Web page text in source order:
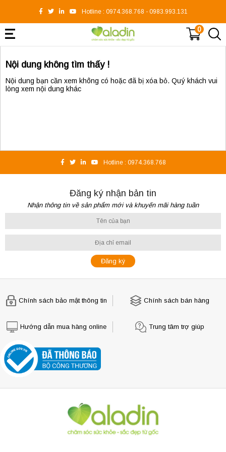
Hotline : 0974.368.768 - 0983.993.131
0
Nội dung không tìm thấy !
Nội dung bạn cần xem không có hoặc đã bị xóa bỏ. Quý khách vui
lòng xem nội dung khác
Hotline : 0974.368.768
Đăng ký nhận bản tin
Nhận thông tin về sản phẩm mới và khuyến mãi hàng tuần
Chính sách bảo mật thông tin Chính sách bán hàng
Hướng dẫn mua hàng online Trung tâm trợ giúp